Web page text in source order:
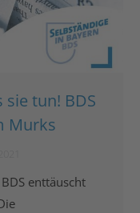
tun! BDS
Murks
enttäuscht